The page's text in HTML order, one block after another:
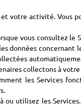
votre activité. Vous
vous consultez le
données concernant
collectons à
les Services
utilisez les